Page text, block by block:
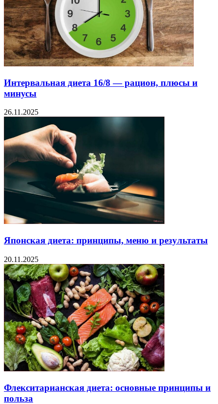
Интервальная диета 16/8 — рацион, плюсы и
минусы
26.11.2025
Японская диета: принципы, меню и результаты
20.11.2025
Флекситарианская диета: основные принципы и
польза